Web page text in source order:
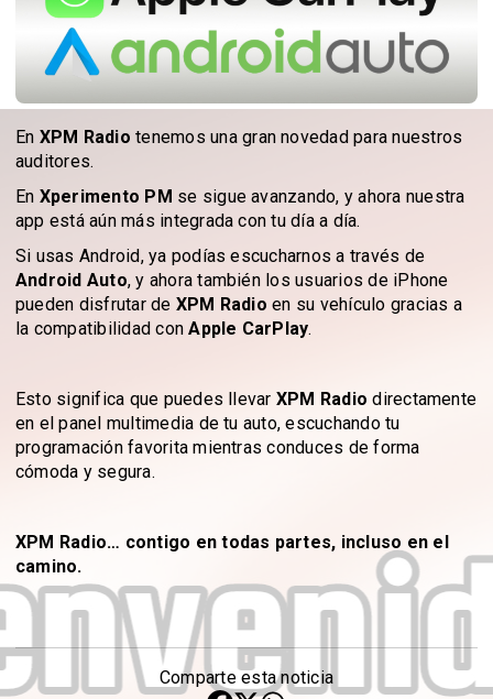
En XPM Radio tenemos una gran novedad para nuestros
auditores.
En Xperimento PM se sigue avanzando, y ahora nuestra
app está aún más integrada con tu día a día.
Si usas Android, ya podías escucharnos a través de
Android Auto, y ahora también los usuarios de iPhone
pueden disfrutar de XPM Radio en su vehículo gracias a
la compatibilidad conApple CarPlay.
Esto significa que puedes llevar XPM Radio directamente
en el panel multimedia de tu auto, escuchando tu
programación favorita mientras conduces de forma
cómoda y segura.
XPM Radio… contigo en todas partes, incluso en el
camino.
Comparte esta noticia